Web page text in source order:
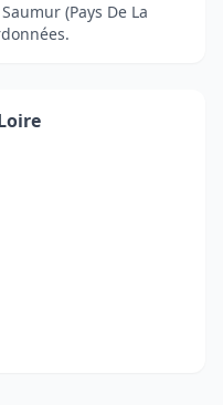
(Pays De La